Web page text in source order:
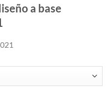
a base